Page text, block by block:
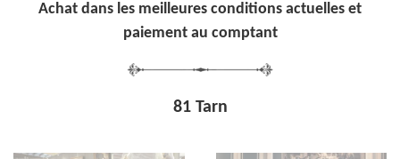
Achat dans les meilleures conditions actuelles et
paiement au comptant
81 Tarn